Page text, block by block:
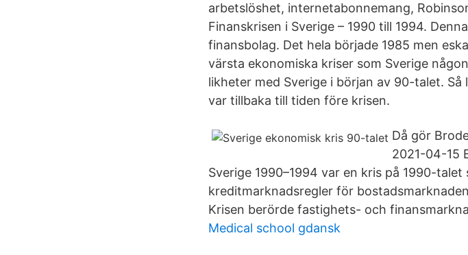
arbetslöshet, internetabonnemang,
Finanskrisen i Sverige – 1990 till 1994.
finansbolag. Det hela började 1985 men
värsta ekonomiska kriser som Sverige
likheter med Sverige i början av 90-talet.
var tillbaka till tiden före krisen.
Då gör
2021-04-15
Sverige 1990–1994 var en kris på 1990-
kreditmarknadsregler för
Krisen berörde fastighets- och
Medical school gdansk